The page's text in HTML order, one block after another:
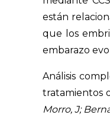
están
que los
embarazo
Análisis
tratamientos
Morro, J;